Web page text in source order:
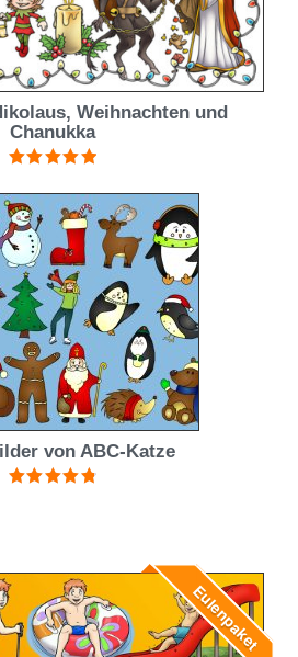
Weihnachten und
Chanukka
5.00von 5
von ABC-Katze
Eulenpaket